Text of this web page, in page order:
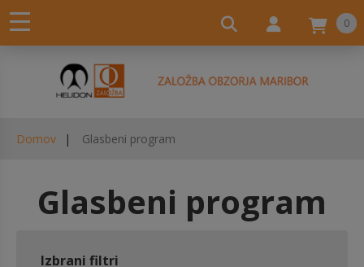
0
Domov Glasbeni program
Glasbeni program
Izbrani filtri